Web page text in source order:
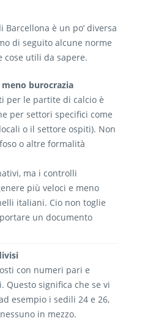
Barcellona è un po’ diversa
di seguito alcune norme
utili da sapere.
burocrazia
per le partite di calcio è
per settori specifici come
o il settore ospiti). Non
o altre formalità
ma i controlli
più veloci e meno
italiani. Cio non toglie
un documento
con numeri pari e
Questo significa che se vi
esempio i sedili 24 e 26,
in mezzo.